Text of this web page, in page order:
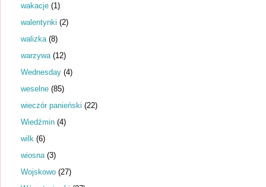
wakacje (1)
walentynki (2)
walizka (8)
warzywa (12)
Wednesday (4)
weselne (85)
wieczór panieński (22)
Wiedźmin (4)
wilk (6)
wiosna (3)
Wojskowo (27)